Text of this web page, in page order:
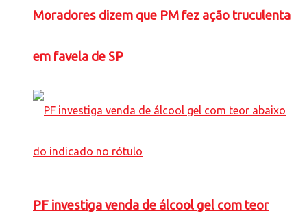
Moradores dizem que PM fez ação truculenta
em favela de SP
PF investiga venda de álcool gel com teor